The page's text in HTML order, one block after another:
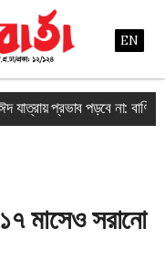
EN
প্রভাব পড়বে না: বাণিজ্যমন্ত্রী
মাসেও সরানো